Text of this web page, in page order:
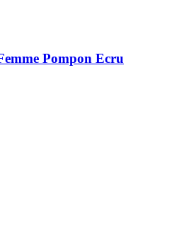
Pompon Ecru